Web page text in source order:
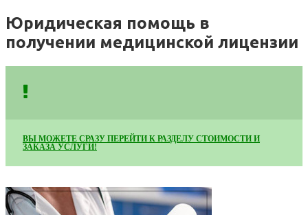
Юридическая помощь в
получении медицинской лицензии
ВЫ МОЖЕТЕ СРАЗУ ПЕРЕЙТИ К РАЗДЕЛУ СТОИМОСТИ И
ЗАКАЗА УСЛУГИ!